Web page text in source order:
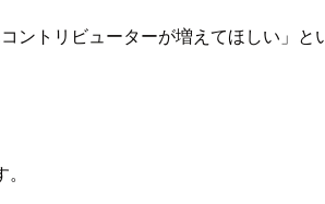
トリビューターが増えてほしい」と